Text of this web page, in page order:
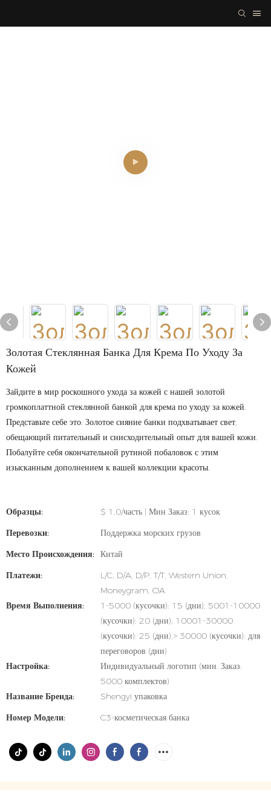
Золотая Стеклянная Банка Для Крема По Уходу За
Кожей
Зайдите в мир роскошного ухода за кожей с нашей золотой
громкоплаттной стеклянной банкой для крема по уходу за кожей.
Представьте себе это: Золотое сияние банки подхватывает свет,
обещающий питательный и снисходительный опыт для вашей кожи.
Побалуйте себя окончательной рутиной побаловок с этим
изысканным дополнением к вашей коллекции красоты.
Образцы:
$ 1,0/часть | Мин Заказ: 1 кусок
Перевозки:
Поддержка морских грузов
Место Происхождения: Китай
Платежи:
L/C, D/A, D/P, T/T, Western Union,
Moneygram, OA
Время Выполнения:
1-5000 (кусочки): 15 (дни), 5001-10000
(кусочки): 20 (дни), 10001-30000
(кусочки): 25 (дни),> 30000 (кусочки): для
переговоров (дни)
Настройка:
Индивидуальный логотип (мин. Заказ:
5000 комплектов)
Название Бренда:
Shengyi упаковка
Номер Модели:
C3-косметическая банка